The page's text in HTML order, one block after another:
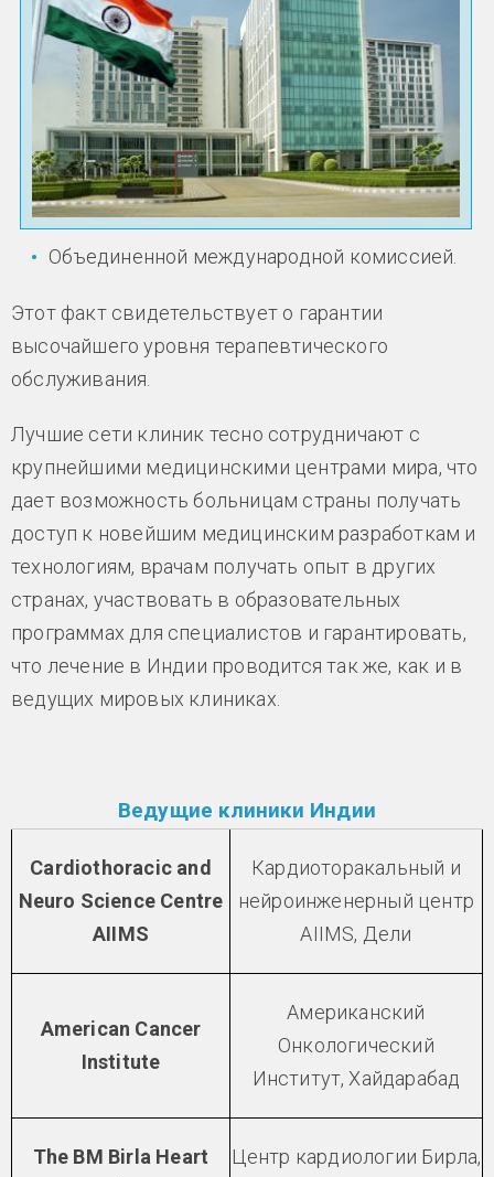
Объединенной международной комиссией.
Этот факт свидетельствует о гарантии
высочайшего уровня терапевтического
обслуживания.
Лучшие сети клиник тесно сотрудничают с
крупнейшими медицинскими центрами мира, что
дает возможность больницам страны получать
доступ к новейшим медицинским разработкам и
технологиям, врачам получать опыт в других
странах, участвовать в образовательных
программах для специалистов и гарантировать,
что лечение в Индии проводится так же, как и в
ведущих мировых клиниках.
Ведущие клиники Индии
Cardiothoracic and
Neuro Science Centre
AIIMS
Кардиоторакальный и
нейроинженерный центр
AIIMS, Дели
American Cancer
Institute
Американский
Онкологический
Институт, Хайдарабад
The BM Birla Heart
Центр кардиологии Бирла,